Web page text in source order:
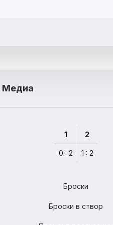
Медиа
1
0 : 2
2
1 : 2
Броски
Броски в створ